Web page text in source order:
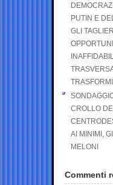
PUTIN E
GLI
CROLLO
AI MINIMI,
MELONI
Commenti